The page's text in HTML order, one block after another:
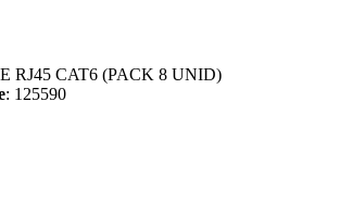
RJ45 CAT6 (PACK 8 UNID)
: 125590